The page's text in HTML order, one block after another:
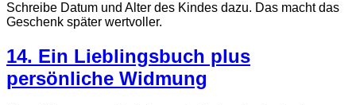
Schreibe Datum und Alter des Kindes dazu. Das macht das
Geschenk später wertvoller.
14. Ein Lieblingsbuch plus
persönliche Widmung